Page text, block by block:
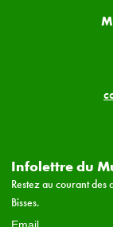
Infolettre du
Restez au courant des
Bisses.